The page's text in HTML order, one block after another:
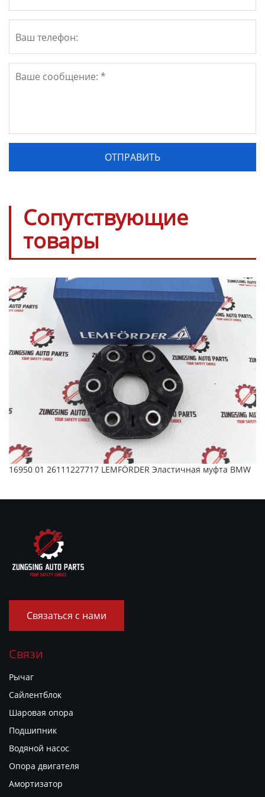
Сопутствующие
товары
16950 01 26111227717 LEMFÖRDER Эластичная муфта BMW
Связаться с нами
Связи
Рычаг
Сайлентблок
Шаровая опора
Подшипник
Водяной насос
Опора двигателя
Амортизатор